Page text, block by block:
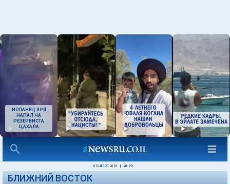
ИСПАНЕЦ ЗРЯ
НАПАЛ НА
РЕЗЕРВИСТА
ЦАХАЛА
05 ИЮЛЯ 2018 20:29
БЛИЖНИЙ ВОСТОК